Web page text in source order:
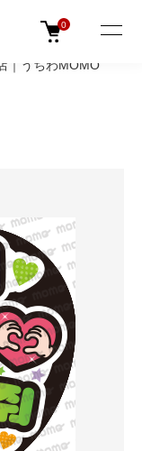
｜うちわMOMO
0